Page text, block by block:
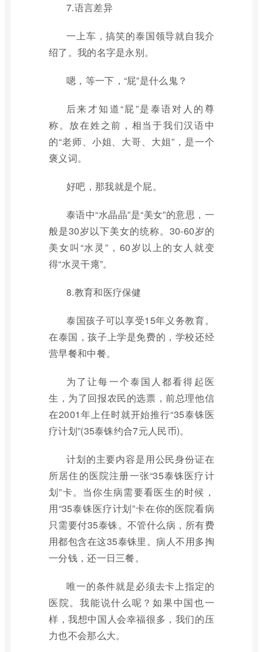
7.语言差异
一上车，搞笑的泰国领导就自我介
绍了。我的名字是永别。
嗯，等一下，“屁”是什么鬼？
后来才知道“屁”是泰语对人的尊
称。放在姓之前，相当于我们汉语中
的“老师、小姐、大哥、大姐”，是一个
褒义词。
好吧，那我就是个屁。
泰语中“水晶晶”是“美女”的意思，一
般是30岁以下美女的统称。30-60岁的
美女叫“水灵”，60岁以上的女人就变
得“水灵干瘪”。
8.教育和医疗保健
泰国孩子可以享受15年义务教育。
在泰国，孩子上学是免费的，学校还经
营早餐和中餐。
为了让每一个泰国人都看得起医
生，为了回报农民的选票，前总理他信
在2001年上任时就开始推行“35泰铢医
疗计划”(35泰铢约合7元人民币)。
计划的主要内容是用公民身份证在
所居住的医院注册一张“35泰铢医疗计
划”卡。当你生病需要看医生的时候，
用“35泰铢医疗计划”卡在你的医院看病
只需要付35泰铢。不管什么病，所有费
用都包含在这35泰铢里。病人不用多掏
一分钱，还一日三餐。
唯一的条件就是必须去卡上指定的
医院。我能说什么呢？如果中国也一
样，我想中国人会幸福很多，我们的压
力也不会那么大。